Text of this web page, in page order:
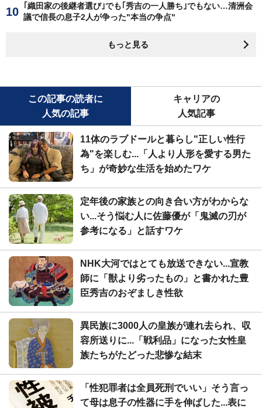
｢織田家の後継者選び｣でも｢秀吉の一人勝ち｣でもない…清洲会
議で信長の息子2人が争った"本当の争点"
もっと見る
この記事の読者に
人気の記事
キャリアの
人気記事
11体のラブドールと暮らし"正しい性行
為"を楽しむ...「人より人形を愛する男た
ち」が奇妙な生活を始めたワケ
定年後の家族との向き合い方がわからな
い...そう悩む人に佐藤優が「鬼滅の刃が
参考になる」と話すワケ
NHK大河ではとても放送できない...宣教
師に「獣より劣ったもの」と書かれた豊
臣秀吉のおぞましき性欲
異民族に3000人の皇族が連れ去られ、収
容所送りに...「戦利品」になった女性皇
族たちがたどった悲惨な結末
「性犯罪者は全員死刑でいい」そう言っ
て母は息子の性器に手を伸ばした...表に